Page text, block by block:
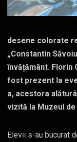
desene colorate
„Constantin
învățământ. Florin
fost prezent la
a, acestora
vizită la Muzeul
Elevii s-au bucurat